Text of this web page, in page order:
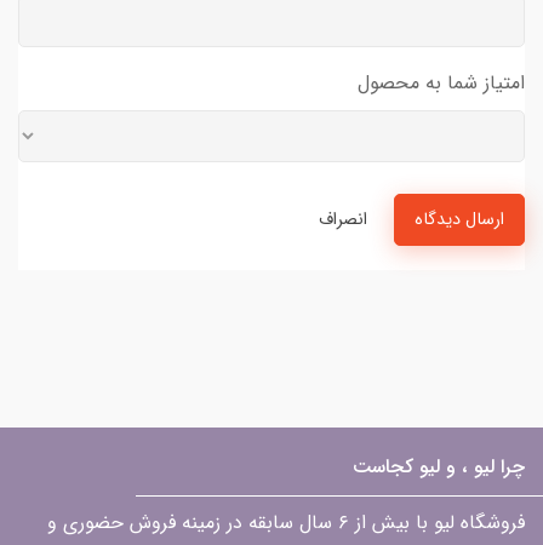
امتیاز شما به محصول
ارسال دیدگاه انصراف
چرا لیو ، و لیو کجاست
فروشگاه لیو با بیش از ۶ سال سابقه در زمینه فروش حضوری و